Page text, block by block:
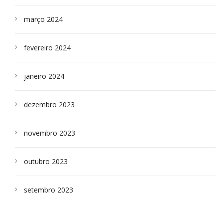
março 2024
fevereiro 2024
janeiro 2024
dezembro 2023
novembro 2023
outubro 2023
setembro 2023